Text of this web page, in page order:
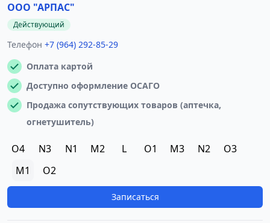
ООО "АРПАС"
Действующий
Телефон +7 (964) 292-85-29
Оплата картой
Доступно оформление ОСАГО
Продажа сопутствующих товаров (аптечка,
огнетушитель)
O4 N3 N1 M2 L O1 M3 N2
O3
M1
O2
Записаться